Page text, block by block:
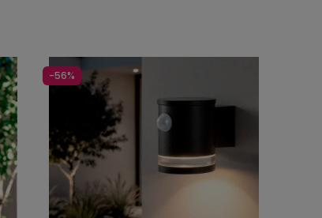
-56%